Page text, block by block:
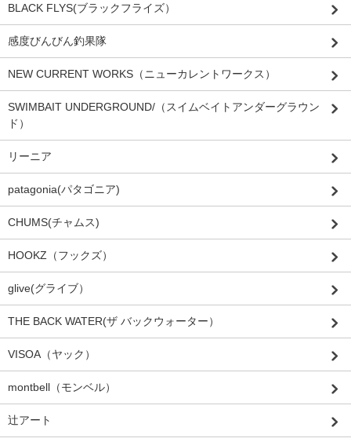
BLACK FLYS(ブラックフライズ）
感度びんびん釣果隊
NEW CURRENT WORKS（ニューカレントワークス）
SWIMBAIT UNDERGROUND/（スイムベイトアンダーグラウン
ド）
リーニア
patagonia(パタゴニア)
CHUMS(チャムス)
HOOKZ（フックズ）
glive(グライブ）
THE BACK WATER(ザ バックウォーター）
VISOA（ヤック）
montbell（モンベル）
辻アート